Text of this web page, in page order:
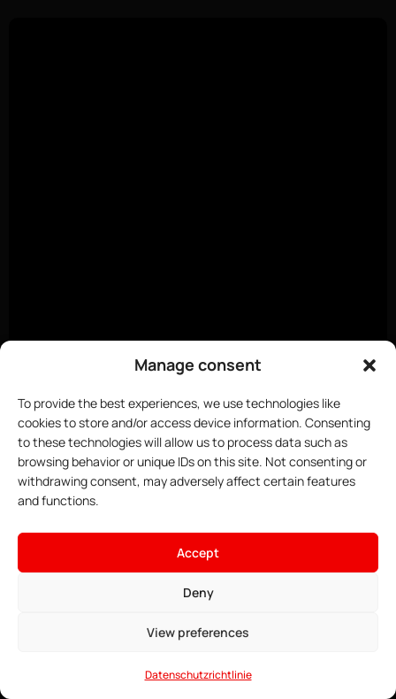
Manage consent
To provide the best experiences, we use technologies like
cookies to store and/or access device information. Consenting
to these technologies will allow us to process data such as
browsing behavior or unique IDs on this site. Not consenting or
withdrawing consent, may adversely affect certain features
and functions.
Accept
Deny
View preferences
Datenschutzrichtlinie
• ∞ AMD Ryzen 9 7950X3D 5,7
• Game Anti-DDoS